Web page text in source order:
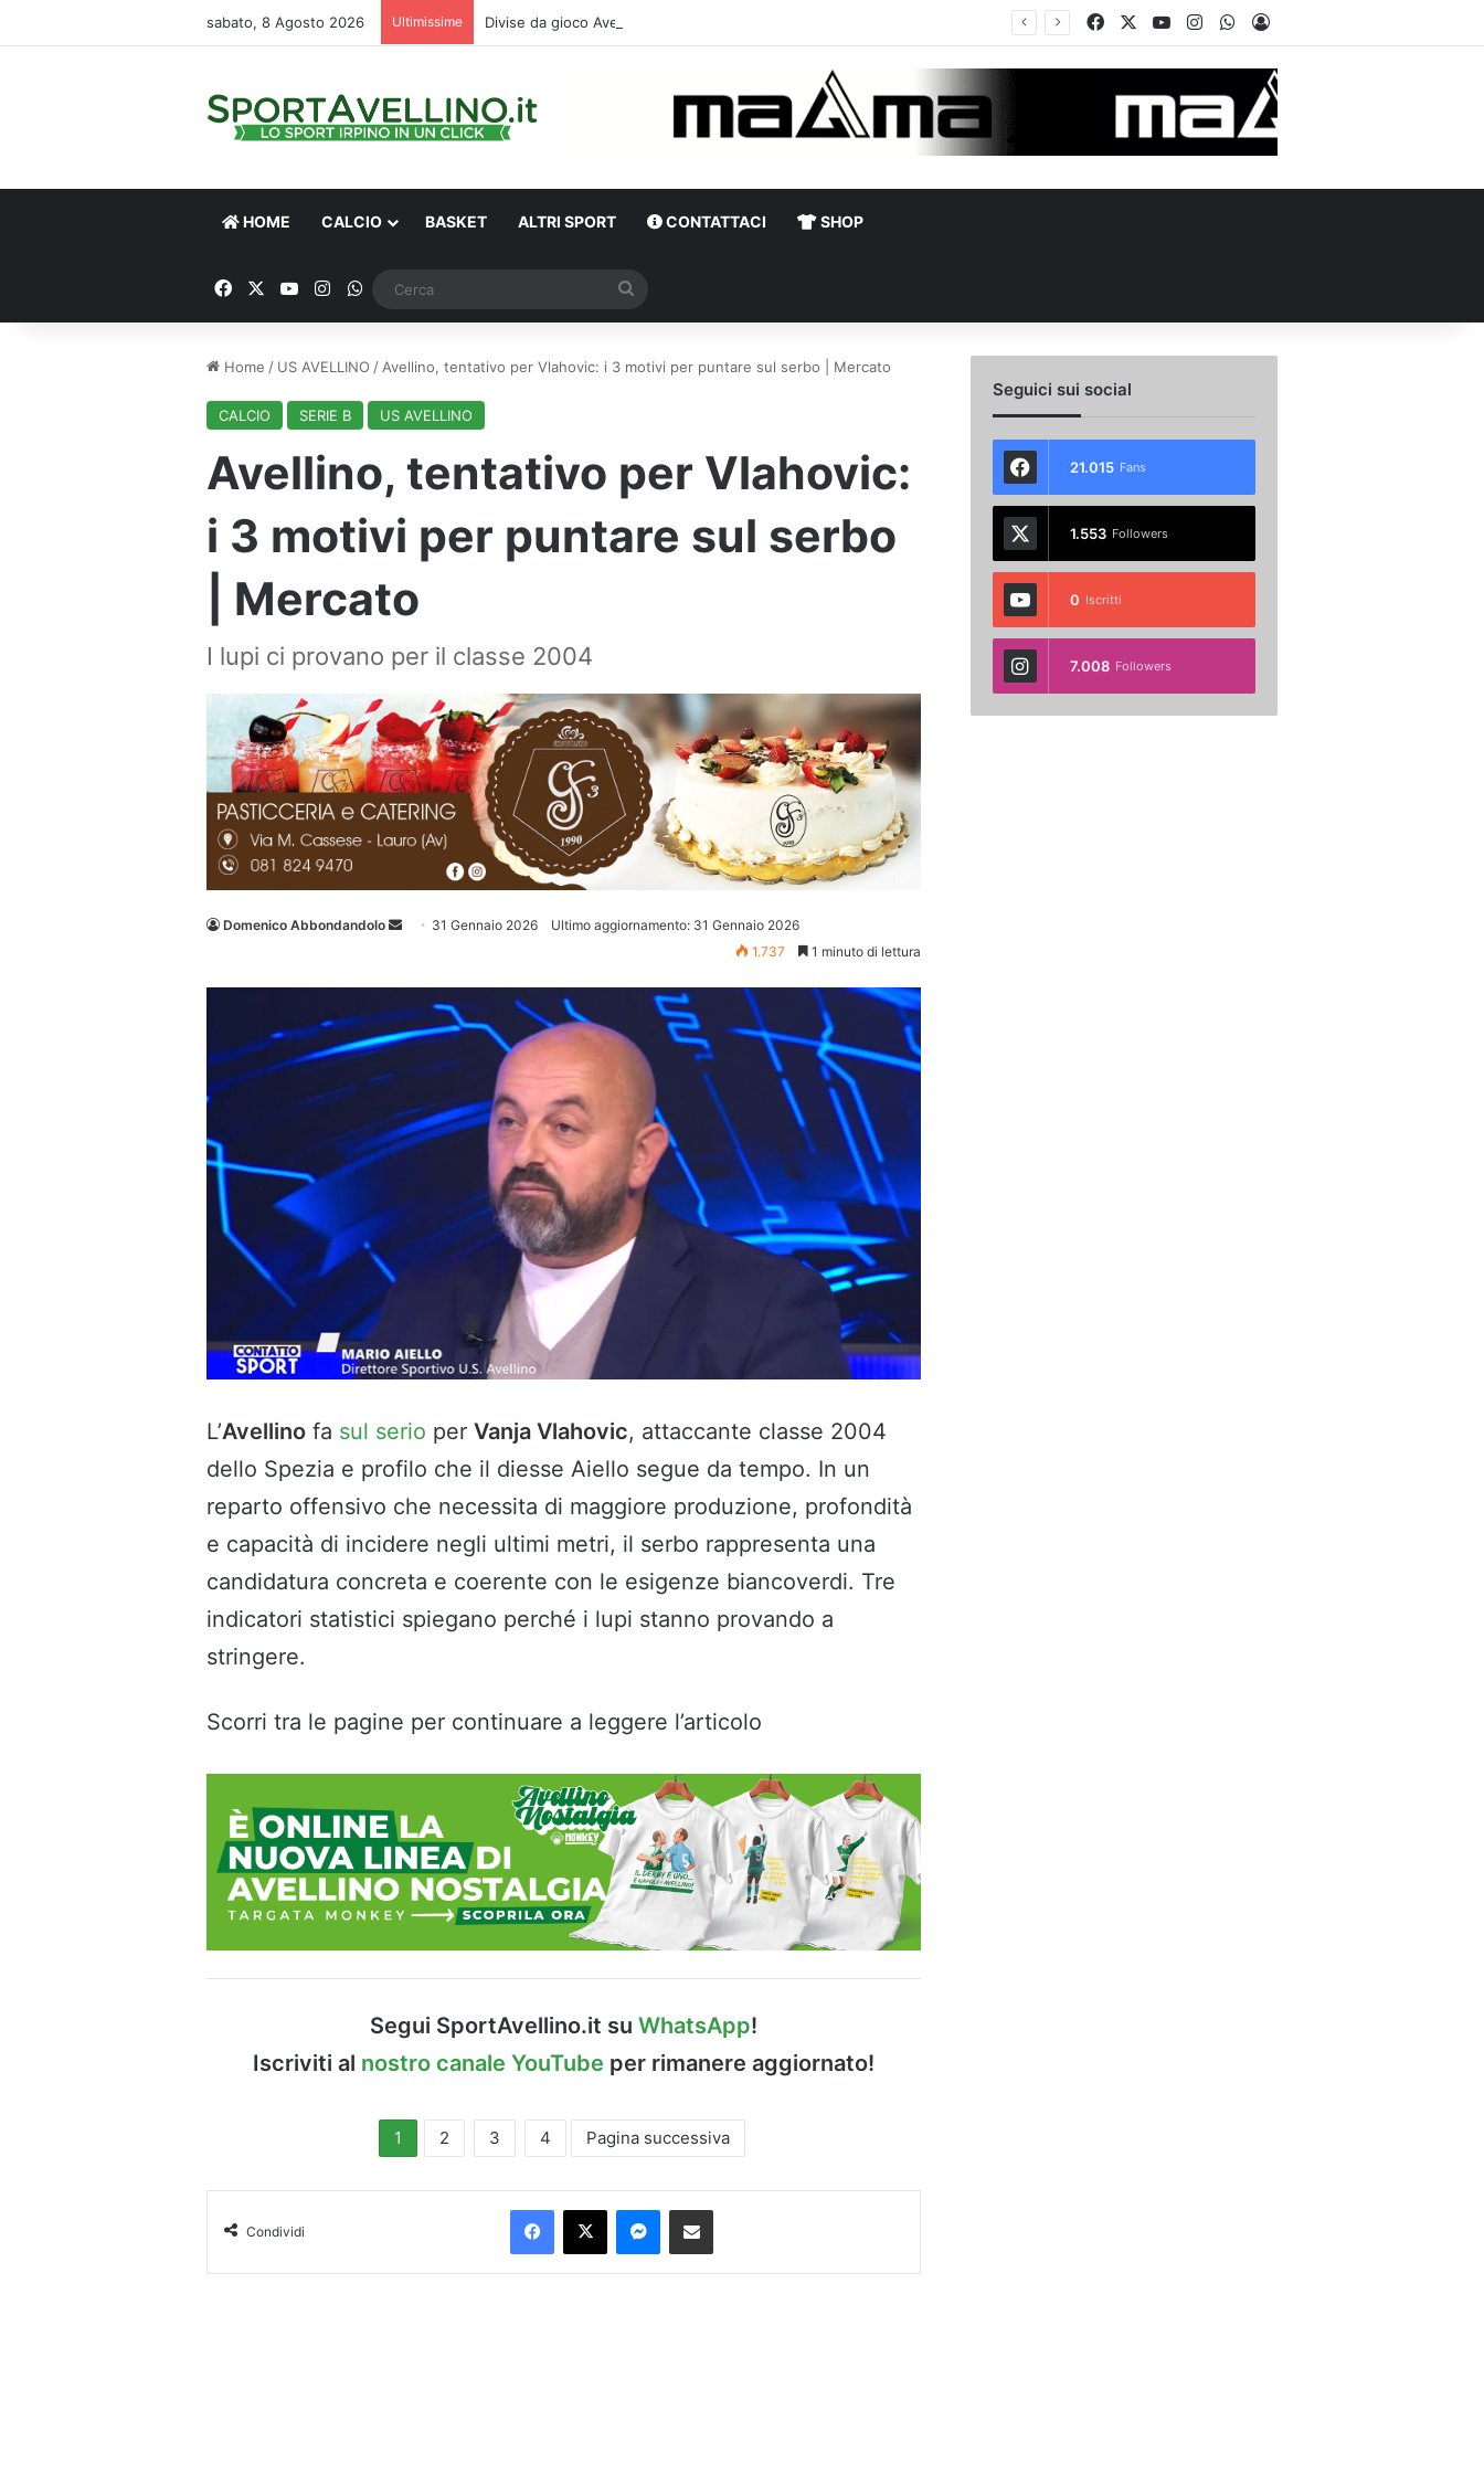
sabato, 8 Agosto 2026 Ultimissime Divise da gioco Avellino 2026-2027: le descrizioni e i temi scelti da Magma FacebookYou TubeInstagramWhatsApp
Accedi
HOME CALCIO BASKET ALTRI SPORT CONTATTACI SHOP
FacebookYou TubeInstagram
WhatsApp
Home / US AVELLINO / Avellino, tentativo per Vlahovic: i 3 motivi per puntare sul serbo | Mercato
CALCIO SERIE B US AVELLINO
Avellino, tentativo per Vlahovic:
i 3 motivi per puntare sul serbo
| Mercato
I lupi ci provano per il classe 2004
Domenico Abbondandolo
Invia 31 Gennaio 2026
Ultimo aggiornamento: 31 Gennaio 2026
1.737
1 minuto di lettura
L’Avellino fa sul serio per Vanja Vlahovic, attaccante classe 2004
dello Spezia e profilo che il diesse Aiello segue da tempo. In un
reparto offensivo che necessita di maggiore produzione, profondità
e capacità di incidere negli ultimi metri, il serbo rappresenta una
candidatura concreta e coerente con le esigenze biancoverdi. Tre
indicatori statistici spiegano perché i lupi stanno provando a
stringere.
Scorri tra le pagine per continuare a leggere l’articolo
Segui SportAvellino.it su WhatsApp!
Iscriviti al nostro canale YouTube per rimanere aggiornato!
1 2 3 4 Pagina successiva
Condividi
Facebook
X Messenger
Condividi via Email
Seguici sui social
21.015 Fans
1.553 Followers
0 Iscritti
7.008 Followers